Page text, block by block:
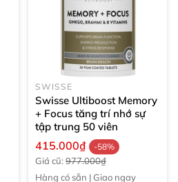
SWISSE
Swisse Ultiboost Memory
+ Focus tăng trí nhớ sự
tập trung 50 viên
415.000₫ -58%
Giá cũ: 977.000₫
Hàng có sẵn | Giao ngay